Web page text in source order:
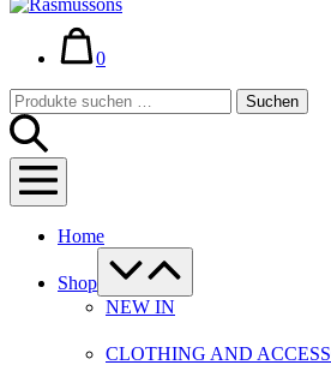
Warenkorb
0im
Suche-
Schalter
Suchen
nach:
Suchen
Menü-
Schalter
Home
Shop
Menü-
Schalter
NEW IN
CLOTHING AND